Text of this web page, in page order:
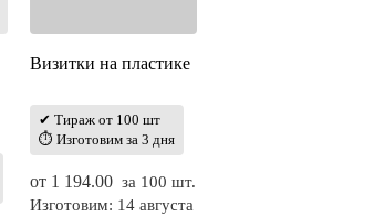
Визитки на пластике
✔ Тираж от 100 шт
⏱ Изготовим за 3 дня
от 1 194.00 за 100 шт.
Изготовим: 14 августа